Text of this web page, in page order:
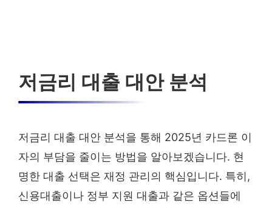
저금리 대출 대안 분석
저금리 대출 대안 분석을 통해 2025년 카드론 이
자의 부담을 줄이는 방법을 알아보겠습니다. 현
명한 대출 선택은 재정 관리의 핵심입니다. 특히,
신용대출이나 정부 지원 대출과 같은 옵션들에